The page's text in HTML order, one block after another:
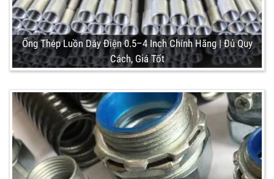
Ống Thép Luồn Dây Điện 0.5–4 Inch Chính Hãng | Đủ Quy
Cách, Giá Tốt